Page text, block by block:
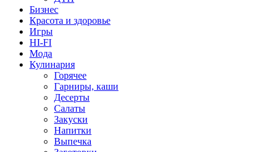
Бизнес
Красота и здоровье
Игры
HI-FI
Мода
Кулинария
Горячее
Гарниры, каши
Десерты
Салаты
Закуски
Напитки
Выпечка